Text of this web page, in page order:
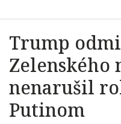
Trump
Zelenského
nenarušil
Putinom